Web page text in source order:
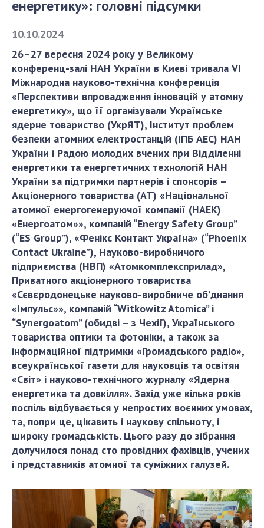
СТРУКТУРА
Президія НАН України
Апарат Президії
Секція фізико-технічних і математичних
наук
Секція хімічних і біологічних наук
Секція суспільних і гуманітарних наук
Установи при Президії
Ради, комітети та комісії
Наукові центри МОН та НАН України
Громадські організації
ДІЯЛЬНІСТЬ
Засідання Президії НАН України
Сесії Загальних зборів НАН України
Річні звіти НАН України
Річні фінансові звіти НАН України
Наукові публікації та видавнича діяльність
Охорона прав інтелектуальної власності та
трансфер технологій в наукових установах
Наукові об'єкти, що становлять національне
надбання
Центри колективного користування
науковими приладами НАН України
наукових установ
Конкурси наукових досліджень НАН України
енергетику»: головні підсумки
10.10.2024
26–27 вересня 2024 року у Великому
конференц-залі НАН України в Києві тривала VI
Міжнародна науково-технічна конференція
«Перспективи впровадження інновацій у атомну
енергетику», що її організували Українське
ядерне товариство (УкрЯТ), Інститут проблем
безпеки атомних електростанцій (ІПБ АЕС) НАН
України і Радою молодих вчених при Відділенні
енергетики та енергетичних технологій НАН
України за підтримки партнерів і спонсорів –
Акціонерного товариства (АТ) «Національної
атомної енергогенеруючої компанії (НАЕК)
«Енергоатом»», компаній “Energy Safety Group”
(“ES Group”), «Фенікс Контакт Україна» (“Phoenix
Contact Ukraine”), Науково-виробничого
підприємства (НВП) «Атомкомплексприлад»,
Приватного акціонерного товариства
«Сєвєродонецьке науково-виробниче об’днання
«Імпульс»», компаній “Witkowitz Atomica” і
“Synergoatom” (обидві – з Чехії), Українського
товариства оптики та фотоніки, а також за
інформаційної підтримки «Громадського радіо»,
всеукраїнської газети для науковців та освітян
«Світ» і науково-технічного журналу «Ядерна
енергетика та довкілля». Захід уже кілька років
поспіль відбувається у непростих воєнних умовах,
та, попри це, цікавить і наукову спільноту, і
широку громадськість. Цього разу до зібрання
долучилося понад сто провідних фахівців, учених
і представників атомної та суміжних галузей.